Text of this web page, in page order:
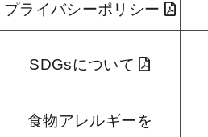
プライバシーポリシー
SDGsについて
食物アレルギーを